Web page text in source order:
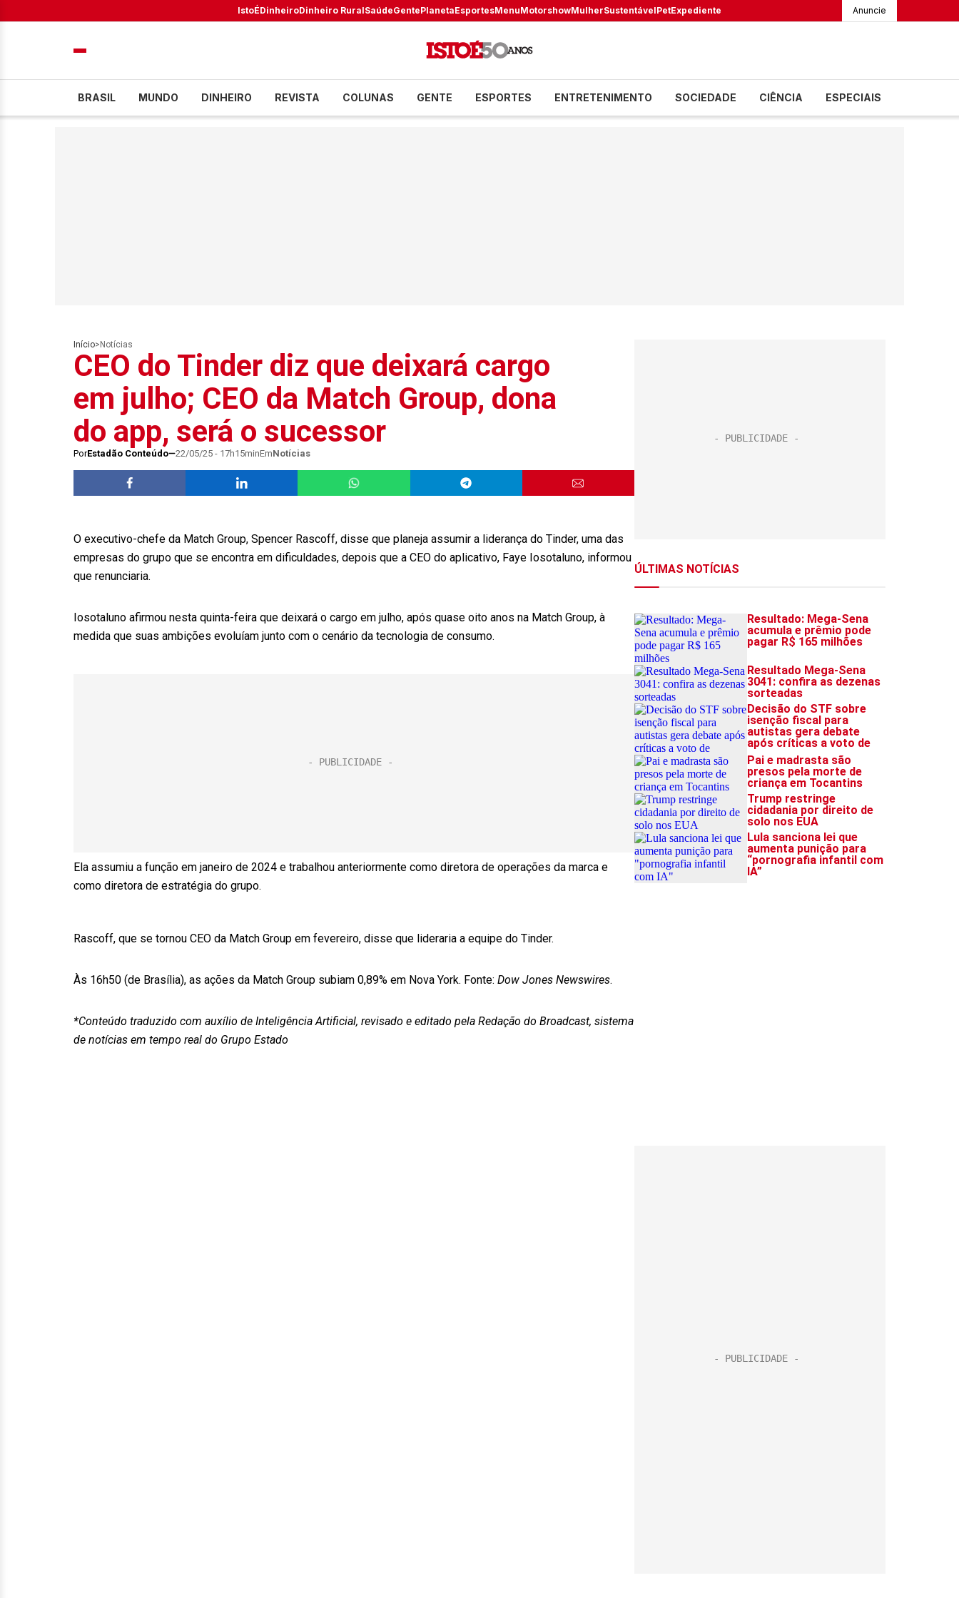
IstoÉDinheiroDinheiro RuralSaúdeGentePlanetaEsportesMenuMotorshowMulherSustentávelPetExpediente Anuncie
BRASIL MUNDO DINHEIRO REVISTA COLUNAS GENTE ESPORTES ENTRETENIMENTO SOCIEDADE CIÊNCIA ESPECIAIS
Início> Notícias
CEO do Tinder diz que deixará cargo
em julho; CEO da Match Group, dona
do app, será o sucessor
PorEstadão Conteúdo 22/05/25 - 17h15minEmNotícias
O executivo-chefe da Match Group, Spencer Rascoff, disse que planeja assumir a liderança do Tinder, uma das
empresas do grupo que se encontra em dificuldades, depois que a CEO do aplicativo, Faye Iosotaluno, informou
que renunciaria.
Iosotaluno afirmou nesta quinta-feira que deixará o cargo em julho, após quase oito anos na Match Group, à
medida que suas ambições evoluíam junto com o cenário da tecnologia de consumo.
Ela assumiu a função em janeiro de 2024 e trabalhou anteriormente como diretora de operações da marca e
como diretora de estratégia do grupo.
Rascoff, que se tornou CEO da Match Group em fevereiro, disse que lideraria a equipe do Tinder.
Às 16h50 (de Brasília), as ações da Match Group subiam 0,89% em Nova York. Fonte: Dow Jones Newswires.
*Conteúdo traduzido com auxílio de Inteligência Artificial, revisado e editado pela Redação do Broadcast, sistema
de notícias em tempo real do Grupo Estado